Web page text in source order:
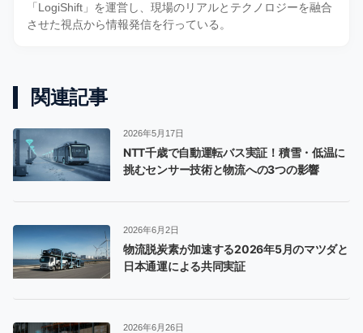
「LogiShift」を運営し、現場のリアルとテクノロジーを融合
させた視点から情報発信を行っている。
関連記事
2026年5月17日
NTT千歳で自動運転バス実証！積雪・低温に
挑むセンサー技術と物流への3つの影響
2026年6月2日
物流脱炭素が加速する2026年5月のマツダと
日本通運による共同実証
2026年6月26日